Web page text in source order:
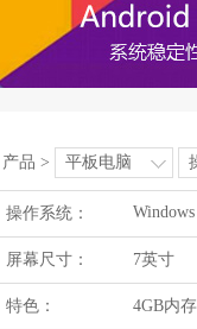
产品 > 平板电脑
操作系统： Windows
屏幕尺寸： 7英寸
特色： 4GB内存